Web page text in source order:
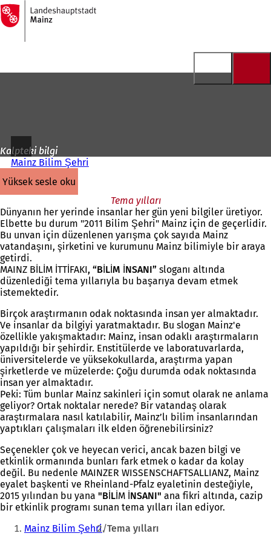
İçeriğe atla
Ana
sayfaya
Kalpteki bilgi
Mainz Bilim Şehri
yüksek sesle oku
Tema yılları
Dünyanın her yerinde insanlar her gün yeni bilgiler üretiyor.
Elbette bu durum "2011 Bilim Şehri" Mainz için de geçerlidir.
Bu unvan için düzenlenen yarışma çok sayıda Mainz
vatandaşını, şirketini ve kurumunu Mainz bilimiyle bir araya
getirdi.
MAINZ BİLİM İTTİFAKI, “BİLİM İNSANI” sloganı altında
düzenlediği tema yıllarıyla bu başarıya devam etmek
istemektedir.
Birçok araştırmanın odak noktasında insan yer almaktadır.
Ve insanlar da bilgiyi yaratmaktadır. Bu slogan Mainz'e
özellikle yakışmaktadır: Mainz, insan odaklı araştırmaların
yapıldığı bir şehirdir. Enstitülerde ve laboratuvarlarda,
üniversitelerde ve yüksekokullarda, araştırma yapan
şirketlerde ve müzelerde: Çoğu durumda odak noktasında
insan yer almaktadır.
Peki: Tüm bunlar Mainz sakinleri için somut olarak ne anlama
geliyor? Ortak noktalar nerede? Bir vatandaş olarak
araştırmalara nasıl katılabilir, Mainz’lı bilim insanlarından
yaptıkları çalışmaları ilk elden öğrenebilirsiniz?
Seçenekler çok ve heyecan verici, ancak bazen bilgi ve
etkinlik ormanında bunları fark etmek o kadar da kolay
değil. Bu nedenle MAINZER WISSENSCHAFTSALLIANZ, Mainz
eyalet başkenti ve Rheinland-Pfalz eyaletinin desteğiyle,
2015 yılından bu yana "BİLİM İNSANI" ana fikri altında, cazip
bir etkinlik programı sunan tema yılları ilan ediyor.
Buradasınız:
Mainz Bilim Şehri Tema yılları